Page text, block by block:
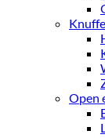
Open